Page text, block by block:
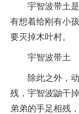
宇智波带土
有想着给刚有小
要灭掉木叶村。
宇智波带土
除此之外，
残，宇智波鼬干
弟弟的手足相残